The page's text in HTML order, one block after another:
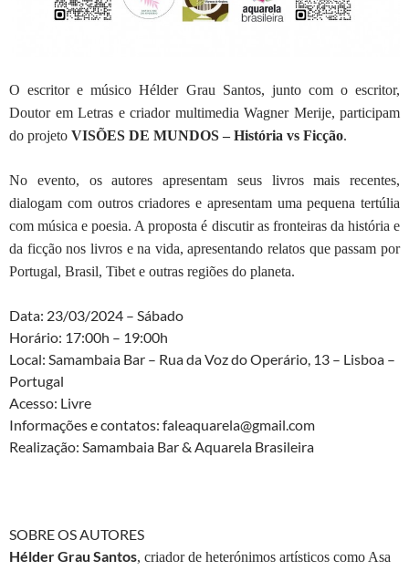
O escritor e músico Hélder Grau Santos, junto com o escritor,
Doutor em Letras e criador multimedia Wagner Merije, participam
do projeto VISÕES DE MUNDOS – História vs Ficção.
No evento, os autores apresentam seus livros mais recentes,
dialogam com outros criadores e apresentam uma pequena tertúlia
com música e poesia. A proposta é discutir as fronteiras da história e
da ficção nos livros e na vida, apresentando relatos que passam por
Portugal, Brasil, Tibet e outras regiões do planeta.
Data: 23/03/2024 – Sábado
Horário: 17:00h – 19:00h
Local: Samambaia Bar – Rua da Voz do Operário, 13 – Lisboa –
Portugal
Acesso: Livre
Informações e contatos: faleaquarela@gmail.com
Realização: Samambaia Bar & Aquarela Brasileira
SOBRE OS AUTORES
Hélder Grau Santos, criador de heterónimos artísticos como Asa